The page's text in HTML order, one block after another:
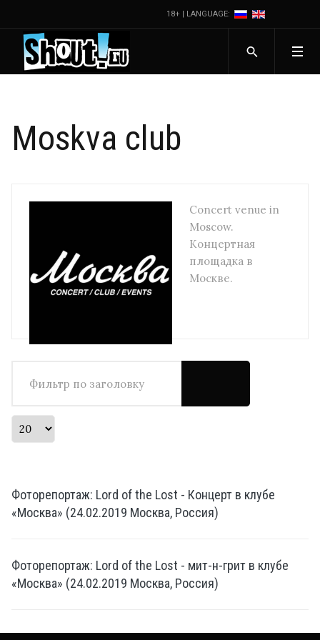
18+ | LANGUAGE:
Moskva club
Concert venue in
Moscow.
Концертная
площадка в
Москве.
Кол-во строк:
Фоторепортаж: Lord of the Lost - Концерт в клубе
«Москва» (24.02.2019 Москва, Россия)
Фоторепортаж: Lord of the Lost - мит-н-грит в клубе
«Москва» (24.02.2019 Москва, Россия)